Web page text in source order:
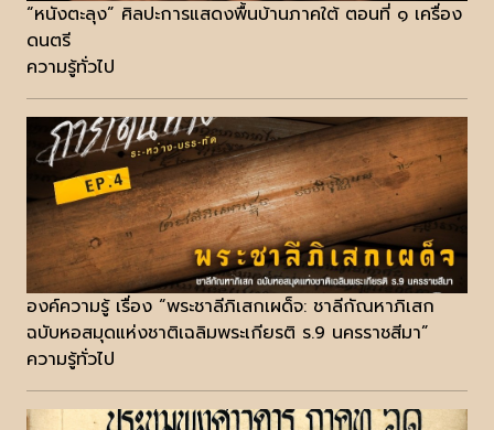
“หนังตะลุง” ศิลปะการแสดงพื้นบ้านภาคใต้ ตอนที่ ๑ เครื่อง
ดนตรี
ความรู้ทั่วไป
องค์ความรู้ เรื่อง “พระชาลีภิเสกเผด็จ: ชาลีกัณหาภิเสก
ฉบับหอสมุดแห่งชาติเฉลิมพระเกียรติ ร.9 นครราชสีมา”
ความรู้ทั่วไป